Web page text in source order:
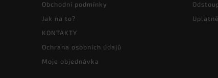
Obchodní podmínky
Jak na to?
KONTAKTY
Ochrana osobních údajů
Moje objednávka